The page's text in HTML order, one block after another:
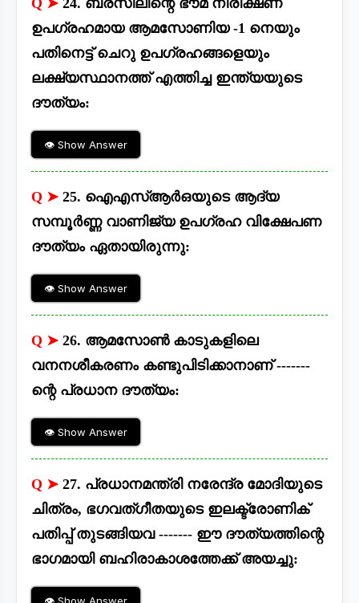
Q ➤ 24. ബ്രസീലിന്റെ ഭൗമ നിരീക്ഷണ
ഉപഗ്രഹമായ ആമസോണിയ -1 നെയും
പതിനെട്ട് ചെറു ഉപഗ്രഹങ്ങളെയും
ലക്ഷ്യസ്ഥാനത്ത് എത്തിച്ച ഇന്ത്യയുടെ
ദൗത്യം:
👁 Show Answer
Q ➤ 25. ഐഎസ്ആർഒയുടെ ആദ്യ
സമ്പൂർണ്ണ വാണിജ്യ ഉപഗ്രഹ വിക്ഷേപണ
ദൗത്യം ഏതായിരുന്നു:
👁 Show Answer
Q ➤ 26. ആമസോൺ കാടുകളിലെ
വനനശീകരണം കണ്ടുപിടിക്കാനാണ് -------
ന്റെ പ്രധാന ദൗത്യം:
👁 Show Answer
Q ➤ 27. പ്രധാനമന്ത്രി നരേന്ദ്ര മോദിയുടെ
ചിത്രം, ഭഗവത്ഗീതയുടെ ഇലക്ട്രോണിക്
പതിപ്പ് തുടങ്ങിയവ ------- ഈ ദൗത്യത്തിന്റെ
ഭാഗമായി ബഹിരാകാശത്തേക്ക് അയച്ചു: